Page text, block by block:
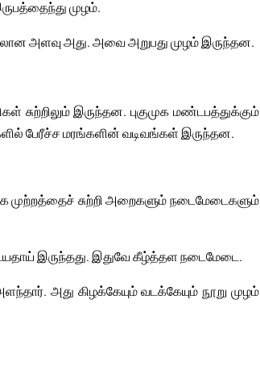
முழம்.
அளவு அது. அவை அறுபது முழம் இருந்தன.
சுற்றிலும் இருந்தன. புகுமுக மண்டபத்துக்கும்
பேரீச்ச மரங்களின் வடிவங்கள் இருந்தன.
சுற்றி அறைகளும் நடைமேடைகளும்
இருந்தது. இதுவே கீழ்த்தள நடைமேடை.
அது கிழக்கேயும் வடக்கேயும் நூறு முழம்